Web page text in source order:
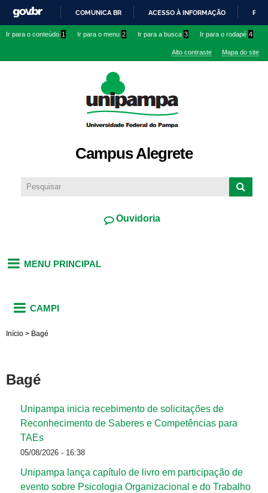
conteúdo
IR
O
COMUNICA BR ACESSO À INFORMAÇÃO
Ir para o conteúdo 1 Ir para o menu 2 Ir para a busca 3 Ir para o rodapé 4
Alto contraste Mapa do site
Campus Alegrete
Ouvidoria
MENU PRINCIPAL
CAMPI
Início > Bagé
Bagé
Unipampa inicia recebimento de solicitações de
Reconhecimento de Saberes e Competências para
TAEs
05/08/2026 - 16:38
Unipampa lança capítulo de livro em participação de
evento sobre Psicologia Organizacional e do Trabalho